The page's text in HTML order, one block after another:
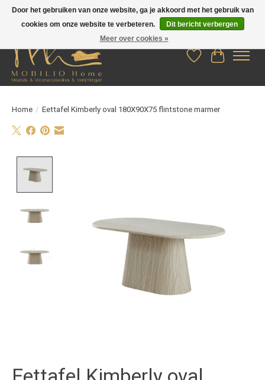
Verlanglijst
Home / Eettafel Kimberly oval 180X90X75 flintstone marmer
Door het gebruiken van onze website, ga je akkoord met het gebruik van
cookies om onze website te verbeteren.
Dit bericht verbergen
Meer over cookies »